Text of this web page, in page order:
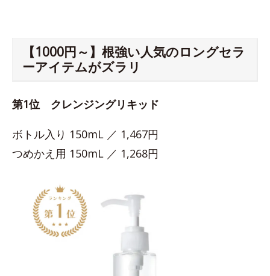
【1000円～】根強い人気のロングセラ
ーアイテムがズラリ
第1位 クレンジングリキッド
ボトル入り 150mL ／ 1,467円
つめかえ用 150mL ／ 1,268円